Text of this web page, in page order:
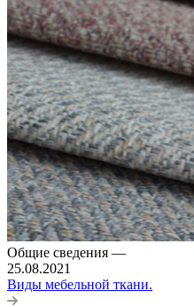
Общие сведения —
25.08.2021
Виды мебельной ткани.